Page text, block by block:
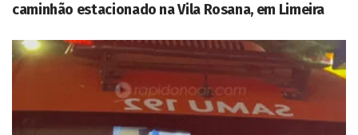
caminhão estacionado na Vila Rosana, em Limeira